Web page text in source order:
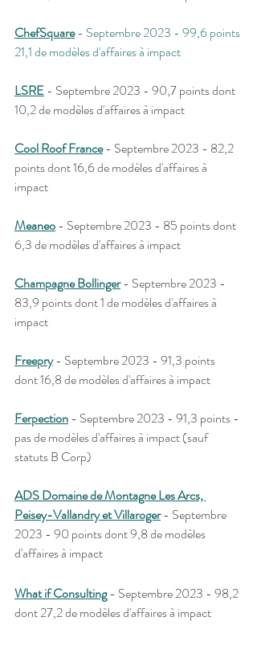
ChefSquare - Septembre 2023 - 99,6 points
21,1 de modèles d'affaires à impact
LSRE - Septembre 2023 - 90,7 points dont
10,2 de modèles d'affaires à impact
Cool Roof France - Septembre 2023 - 82,2
points dont 16,6 de modèles d'affaires à
impact
Meaneo - Septembre 2023 - 85 points dont
6,3 de modèles d'affaires à impact
Champagne Bollinger - Septembre 2023 -
83,9 points dont 1 de modèles d'affaires à
impact
Freepry - Septembre 2023 - 91,3 points
dont 16,8 de modèles d'affaires à impact
Ferpection - Septembre 2023 - 91,3 points -
pas de modèles d'affaires à impact (sauf
statuts B Corp)
ADS Domaine de Montagne Les Arcs,
Peisey-Vallandry et Villaroger - Septembre
2023 - 90 points dont 9,8 de modèles
d'affaires à impact
What if Consulting - Septembre 2023 - 98,2
dont 27,2 de modèles d'affaires à impact